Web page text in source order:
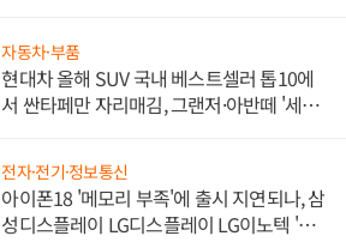
자동차·부품
현대차 올해 SUV 국내 베스트셀러 톱10에
서 싼타페만 자리매김, 그랜저·아반떼 '세단
전자·전기·정보통신
아이폰18 '메모리 부족'에 출시 지연되나, 삼
성디스플레이 LG디스플레이 LG이노텍 '탈